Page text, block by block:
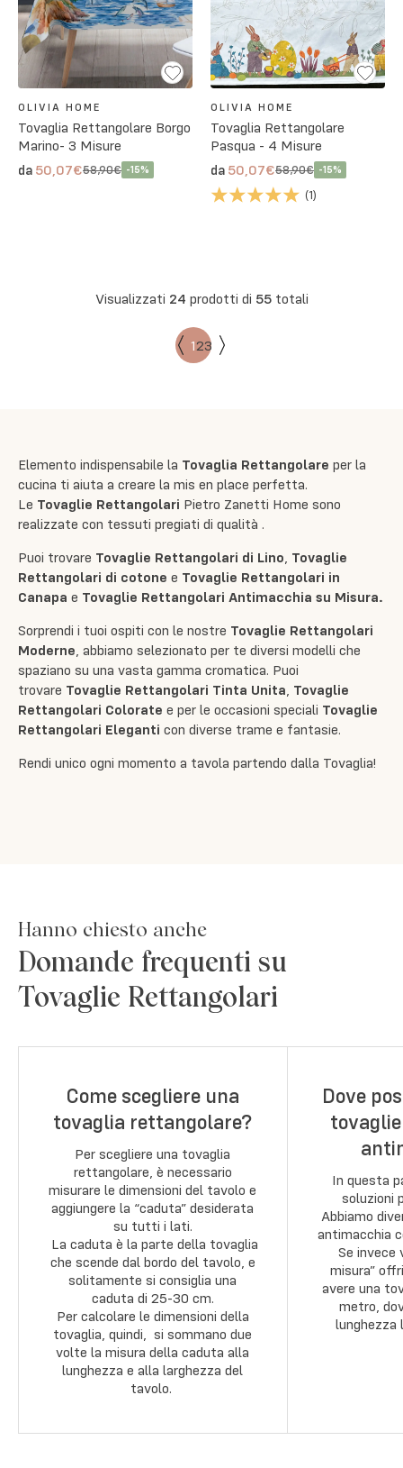
OLIVIA HOME
Tovaglia Rettangolare Borgo
Marino- 3 Misure
da 50,07€58,90€ -15%
OLIVIA HOME
Tovaglia Rettangolare
Pasqua - 4 Misure
da 50,07€58,90€ -15%
(1)
Visualizzati 24 prodotti di 55totali
123
Elemento indispensabile la Tovaglia Rettangolare per la
cucina ti aiuta a creare la mis en place perfetta.
Le Tovaglie Rettangolari Pietro Zanetti Home sono
realizzate con tessuti pregiati di qualità .
Puoi trovare Tovaglie Rettangolari di Lino, Tovaglie
Rettangolari di cotone e Tovaglie Rettangolari in
Canapa e Tovaglie Rettangolari Antimacchia su Misura.
Sorprendi i tuoi ospiti con le nostre Tovaglie Rettangolari
Moderne, abbiamo selezionato per te diversi modelli che
spaziano su una vasta gamma cromatica. Puoi
trovare Tovaglie Rettangolari Tinta Unita, Tovaglie
Rettangolari Colorate e per le occasioni speciali Tovaglie
Rettangolari Eleganti con diverse trame e fantasie.
Rendi unico ogni momento a tavola partendo dalla Tovaglia!
Hanno chiesto anche
Domande frequenti su
Tovaglie Rettangolari
Come scegliere una
tovaglia rettangolare?
Per scegliere una tovaglia
rettangolare, è necessario
misurare le dimensioni del tavolo e
aggiungere la “caduta” desiderata
su tutti i lati.
La caduta è la parte della tovaglia
che scende dal bordo del tavolo, e
solitamente si consiglia una
caduta di 25-30 cm.
Per calcolare le dimensioni della
tovaglia, quindi, si sommano due
volte la misura della caduta alla
lunghezza e alla larghezza del
tavolo.
Dove
In questa
soluzioni
Abbiamo
antimacchia
Se invece
misura”
avere una
metro,
lunghezza